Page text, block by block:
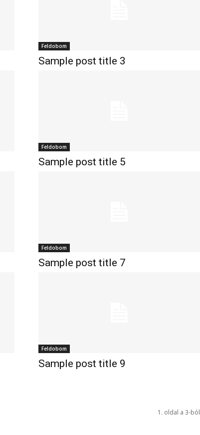
Feldobom
Sample post title 3
Feldobom
Sample post title 5
Feldobom
Sample post title 7
Feldobom
Sample post title 9
1. oldal a 3-ból